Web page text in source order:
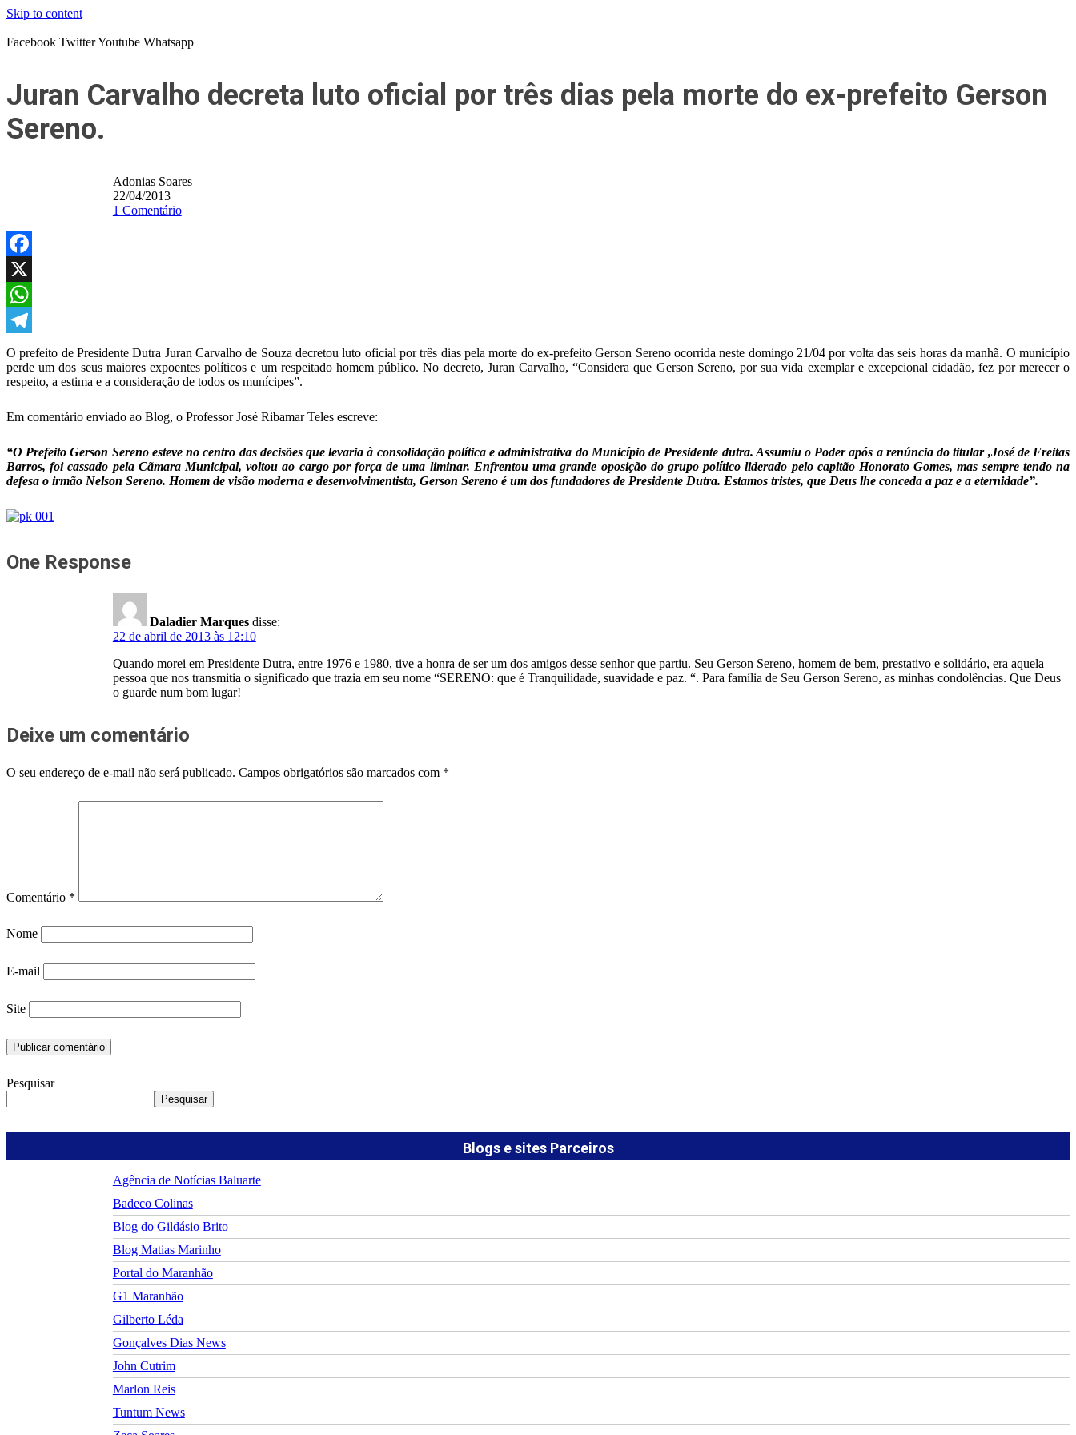
Skip to content
Facebook TwitterYoutube Whatsapp
Juran Carvalho decreta luto oficial por três dias pela morte do ex-prefeito Gerson
Sereno.
Adonias Soares
22/04/2013
1 Comentário
Facebook
X
WhatsApp
Telegram
O prefeito de Presidente Dutra Juran Carvalho de Souza decretou luto oficial por três dias pela morte do ex-prefeito Gerson Sereno ocorrida neste domingo 21/04 por volta das seis horas da manhã. O município
perde um dos seus maiores expoentes políticos e um respeitado homem público. No decreto, Juran Carvalho, “Considera que Gerson Sereno, por sua vida exemplar e excepcional cidadão, fez por merecer o
respeito, a estima e a consideração de todos os munícipes”.
Em comentário enviado ao Blog, o Professor José Ribamar Teles escreve:
“O Prefeito Gerson Sereno esteve no centro das decisões que levaria à consolidação política e administrativa do Município de Presidente dutra. Assumiu o Poder após a renúncia do titular ,José de Freitas
Barros, foi cassado pela Cãmara Municipal, voltou ao cargo por força de uma liminar. Enfrentou uma grande oposição do grupo político liderado pelo capitão Honorato Gomes, mas sempre tendo na
defesa o irmão Nelson Sereno. Homem de visão moderna e desenvolvimentista, Gerson Sereno é um dos fundadores de Presidente Dutra. Estamos tristes, que Deus lhe conceda a paz e a eternidade”.
One Response
Daladier Marques disse:
22 de abril de 2013 às 12:10
Quando morei em Presidente Dutra, entre 1976 e 1980, tive a honra de ser um dos amigos desse senhor que partiu. Seu Gerson Sereno, homem de bem, prestativo e solidário, era aquela
pessoa que nos transmitia o significado que trazia em seu nome “SERENO: que é Tranquilidade, suavidade e paz. “. Para família de Seu Gerson Sereno, as minhas condolências. Que Deus
o guarde num bom lugar!
Deixe um comentário
O seu endereço de e-mail não será publicado. Campos obrigatórios são marcados com *
Comentário *
Nome
E-mail
Site
Pesquisar
Pesquisar
Blogs e sites Parceiros
Agência de Notícias Baluarte
Badeco Colinas
Blog do Gildásio Brito
Blog Matias Marinho
Portal do Maranhão
G1 Maranhão
Gilberto Léda
Gonçalves Dias News
John Cutrim
Marlon Reis
Tuntum News